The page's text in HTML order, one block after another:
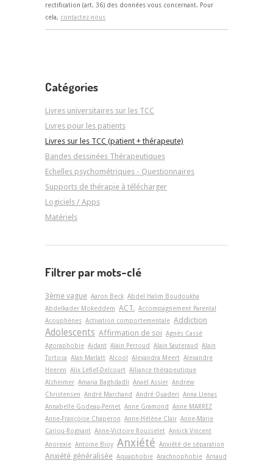
rectification (art. 36) des données vous concernant. Pour
cela, contactez-nous
Catégories
Livres universitaires sur les TCC
Livres pour les patients
Livres sur les TCC (patient + thérapeute)
Bandes dessinées Thérapeutiques
Echelles psychométriques - Questionnaires
Supports de thérapie à télécharger
Logiciels / Apps
Matériels
Filtrer par mots-clé
3ème vague Aaron Beck Abdel Halim Boudoukha
Abdelkader Mokeddem ACT. Accompagnement Parental
Acouphènes Activation comportementale Addiction
Adolescents Affirmation de soi Agnès Cassé
Agoraphobie Aidant Alain Perroud Alain Sauteraud
Alain
Tortosa Alan Marlatt Alcool Alexandra Meert Alexandre
Heeren Alix Lefief-Delcourt Alliance thérapeutique
Alzheimer Amaria Baghdadli Anaël Assier Andrew
Christensen André Marchand André Quaderi Anna Llenas
Annabelle Godeau-Pernet Anne Gramond
Anne MARREZ
Anne-Françoise Chaperon Anne-Hélène Clair Anne-Marie
Cariou-Rognant Anne-Victoire Rousselet Annick Vincent
Anorexie Antoine Bioy Anxiété Anxiété de séparation
Anxiété généralisée Aquaphobie Arachnophobie Arnaud